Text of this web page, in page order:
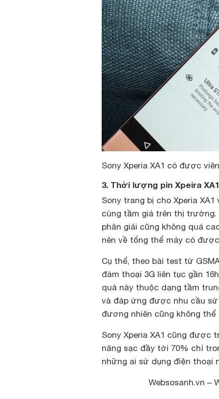
Sony Xperia XA1 có được
3. Thời lượng pin Xpeira
Sony trang bị cho Xperia
cùng tầm giá trên thị trường.
phân giải cũng không quá
nên về tổng thể máy có
Cụ thể, theo bài test từ
đàm thoại 3G liên tục gần
quả này thuộc dạng tầm
và đáp ứng được nhu cầu
đương nhiên cũng không
Sony Xperia XA1 cũng được
năng sạc đầy tới 70% chỉ
những ai sử dụng điện thoại
Websosanh.vn –